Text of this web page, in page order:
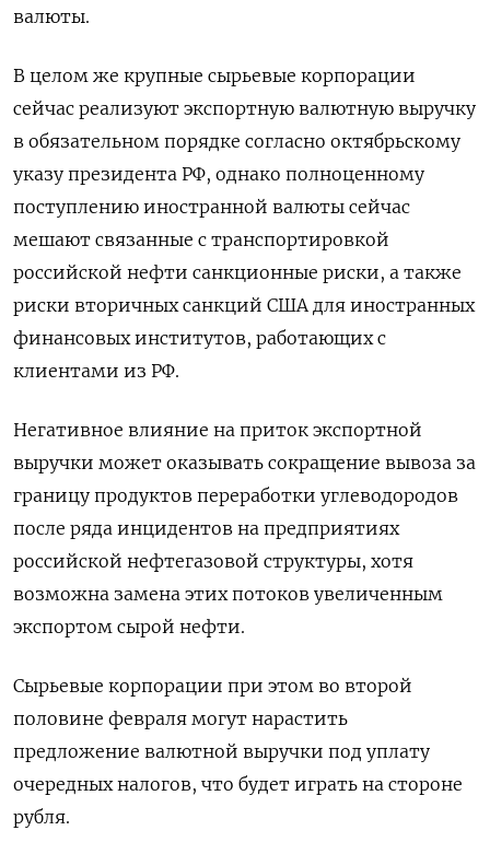
валюты.
В целом же крупные сырьевые корпорации
сейчас реализуют экспортную валютную выручку
в обязательном порядке согласно октябрьскому
указу президента РФ, однако полноценному
поступлению иностранной валюты сейчас
мешают связанные с транспортировкой
российской нефти санкционные риски, а также
риски вторичных санкций США для иностранных
финансовых институтов, работающих с
клиентами из РФ.
Негативное влияние на приток экспортной
выручки может оказывать сокращение вывоза за
границу продуктов переработки углеводородов
после ряда инцидентов на предприятиях
российской нефтегазовой структуры, хотя
возможна замена этих потоков увеличенным
экспортом сырой нефти.
Сырьевые корпорации при этом во второй
половине февраля могут нарастить
предложение валютной выручки под уплату
очередных налогов, что будет играть на стороне
рубля.